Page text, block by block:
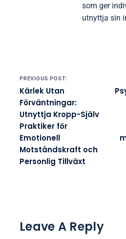
som ger
utnyttja sin
Post navigation
PREVIOUS POST:
Kärlek Utan
Förväntningar:
Utnyttja Kropp-Själv
Praktiker för
Emotionell
Motståndskraft och
Personlig Tillväxt
Leave A Reply